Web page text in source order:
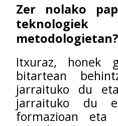
Zer nolako
metodologietan?
Itxuraz, honek
bitartean
jarraituko du
jarraituko du
formazioan